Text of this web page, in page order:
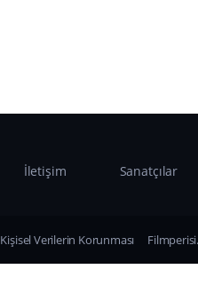
İletişim Sanatçılar
Kişisel Verilerin Korunması